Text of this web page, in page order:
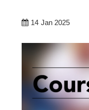
14 Jan 2025